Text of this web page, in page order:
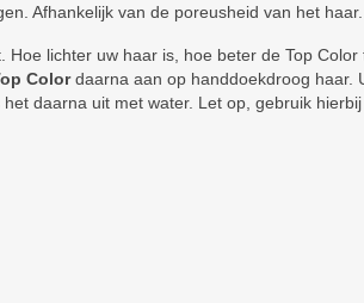
Afhankelijk van de poreusheid van het haar.
lichter uw haar is, hoe beter de Top
Colordaarna aan op handdoekdroog haar.
daarna uit met water. Let op, gebruik